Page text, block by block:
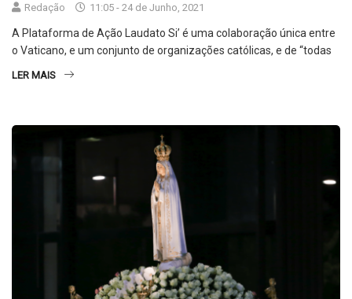
Redação 11:05 - 24 de Junho, 2021
A Plataforma de Ação Laudato Si’ é uma colaboração única entre
o Vaticano, e um conjunto de organizações católicas, e de “todas
LER MAIS